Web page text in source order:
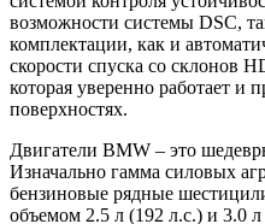
возможности системы DSC,
комплектации, как и
скорости спуска со склонов
которая уверенно работает
поверхностях.
Двигатели BMW – это
Изначально гамма силовых
бензиновые рядные
объемом 2.5 л (192 л.с.) и 3.0